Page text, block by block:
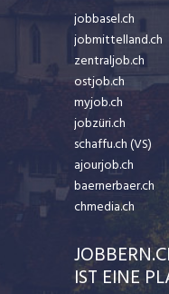
jobbasel.ch
jobmittelland.ch
zentraljob.ch
ostjob.ch
myjob.ch
jobzüri.ch
schaffu.ch (VS)
ajourjob.ch
baernerbaer.ch
chmedia.ch
IST EINE